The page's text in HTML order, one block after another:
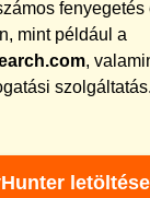
mint például a
,
szolgáltatás.